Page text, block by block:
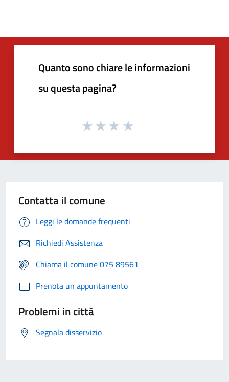
Quanto sono chiare le informazioni
su questa pagina?
Contatta il comune
Leggi le domande frequenti
Richiedi Assistenza
Chiama il comune 075 89561
Prenota un appuntamento
Problemi in città
Segnala disservizio